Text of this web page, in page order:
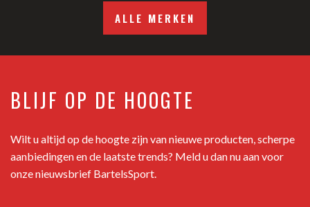
ALLE MERKEN
BLIJF OP DE HOOGTE
Wilt u altijd op de hoogte zijn van nieuwe producten, scherpe
aanbiedingen en de laatste trends? Meld u dan nu aan voor
onze nieuwsbrief BartelsSport.